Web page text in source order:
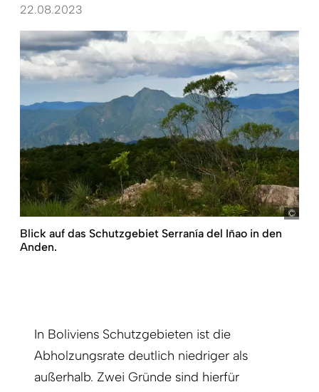
22.08.2023
Ivan
Blick auf das Schutzgebiet Serranía del Iñao in den
Anden.
In Boliviens Schutzgebieten ist die
Abholzungsrate deutlich niedriger als
außerhalb. Zwei Gründe sind hierfür